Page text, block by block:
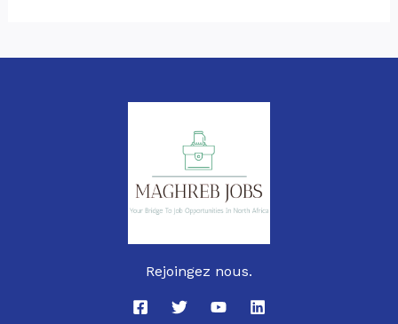
Rejoingez nous.